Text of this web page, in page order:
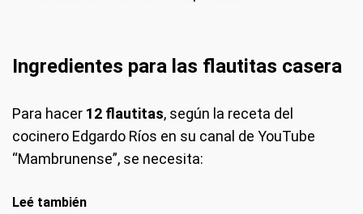
Ingredientes para las flautitas casera
Para hacer 12 flautitas, según la receta del
cocinero Edgardo Ríos en su canal de YouTube
“Mambrunense”, se necesita:
Leé también